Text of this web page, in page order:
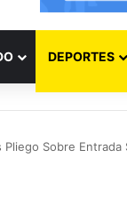
DEPORTES
Pliego Sobre